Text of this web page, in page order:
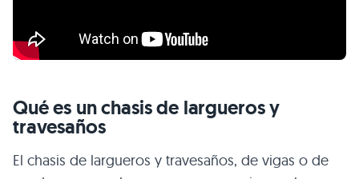
Qué es un chasis de largueros y
travesaños
El chasis de largueros y travesaños, de vigas o de